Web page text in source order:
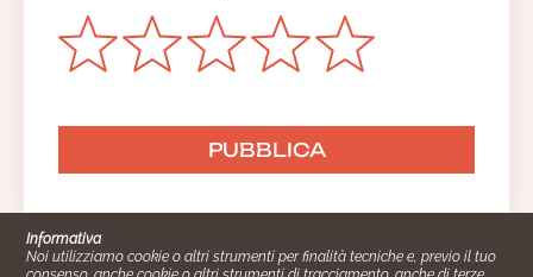
Informativa
Noi utilizziamo cookie o altri strumenti per finalità tecniche e, previo il tuo